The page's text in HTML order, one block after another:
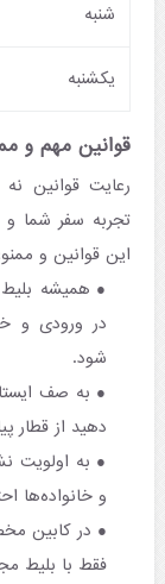
شنبه
یکشنبه
قوانین مهم و
رعایت قوانین
تجربه سفر شما و
این قوانین و
در ورودی و
شود.
به صف
دهید از قطار
به اولویت
و خانواده‌ها
فقط با بلیط